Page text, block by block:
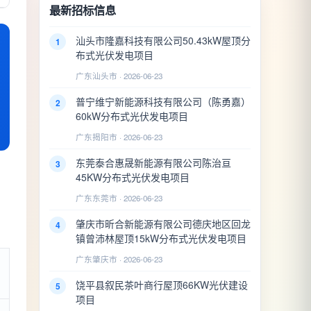
最新招标信息
1
汕头市隆嘉科技有限公司50.43kW屋顶分
布式光伏发电项目
广东汕头市 · 2026-06-23
2
普宁维宁新能源科技有限公司（陈勇嘉）
60kW分布式光伏发电项目
广东揭阳市 · 2026-06-23
3
东莞泰合惠晟新能源有限公司陈治亘
45KW分布式光伏发电项目
广东东莞市 · 2026-06-23
4
肇庆市昕合新能源有限公司德庆地区回龙
镇曾沛林屋顶15kW分布式光伏发电项目
广东肇庆市 · 2026-06-23
5
饶平县叙民茶叶商行屋顶66KW光伏建设
项目